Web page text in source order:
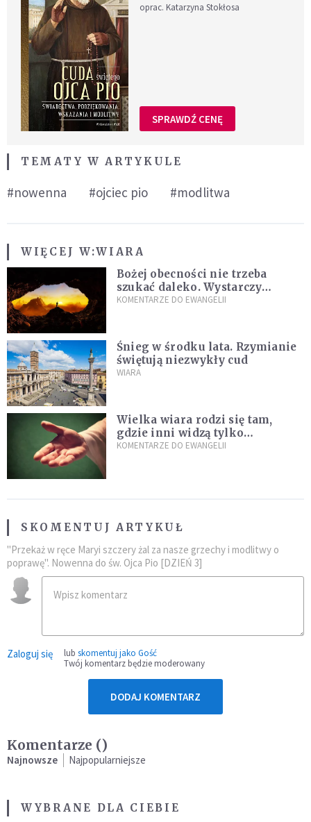
oprac. Katarzyna Stokłosa
SPRAWDŹ CENĘ
TEMATY W ARTYKULE
#nowenna #ojciec pio #modlitwa
WIĘCEJ W:WIARA
Bożej obecności nie trzeba
szukać daleko. Wystarczy
nauczyć się słuchać
KOMENTARZE DO EWANGELII
Śnieg w środku lata. Rzymianie
świętują niezwykły cud
WIARA
Wielka wiara rodzi się tam,
gdzie inni widzą tylko
przeszkody
KOMENTARZE DO EWANGELII
SKOMENTUJ ARTYKUŁ
"Przekaż w ręce Maryi szczery żal za nasze grzechy i modlitwy o
poprawę". Nowenna do św. Ojca Pio [DZIEŃ 3]
Zaloguj się lub skomentuj jako Gość
Twój komentarz będzie moderowany
DODAJ KOMENTARZ
Komentarze ()
Najnowsze Najpopularniejsze
WYBRANE DLA CIEBIE